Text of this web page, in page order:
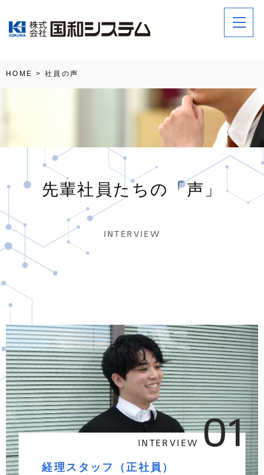
HOME > 社員の声
先輩社員たちの「声」
INTERVIEW
経理スタッフ（正社員）
INTERVIEW 01